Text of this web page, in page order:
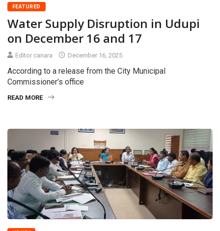
FEATURED
Water Supply Disruption in Udupi
on December 16 and 17
Editor canara December 16, 2025
According to a release from the City Municipal
Commissioner’s office
READ MORE